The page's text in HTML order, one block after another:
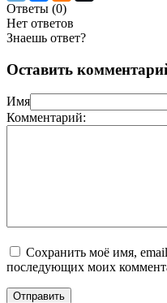
Ответы (0)
Нет ответов
Знаешь ответ?
Оставить
Имя
Комментарий:
Сохранить моё имя, email
последующих моих